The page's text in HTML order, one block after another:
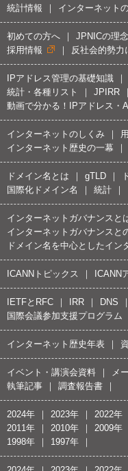
統計情報
インターネット
初めての方へ JPNICの理念
採用情報
反社会的勢力
IPアドレス管理の基礎知識
統計・各種リスト
JPIRR
動画で分かる！IPアドレス・
インターネットのしくみ
インターネット歴史の一幕
ドメイン名とは gTLD
国際化ドメイン名
統計
インターネットガバナンスと
インターネットガバナンスと
ドメイン名を中心としたイン
ICANNトピックス ICANN
IETFとRFC IRR DNS
国際会議参加支援プログラム
インターネット歴史年表
イベント・講演会資料 メ
執筆記事
調査報告書
2024年 2023年 2022年
2011年
2010年 2009年
1998年
1997年